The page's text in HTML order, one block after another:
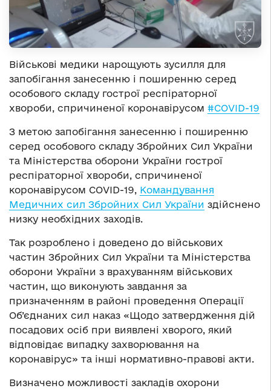
Військові медики нарощують зусилля для
запобігання занесенню і поширенню серед
особового складу гострої респіраторної
хвороби, спричиненої коронавірусом #COVID-19
З метою запобігання занесенню і поширенню
серед особового складу Збройних Сил України
та Міністерства оборони України гострої
респіраторної хвороби, спричиненої
коронавірусом COVID-19, Командування
Медичних сил Збройних Сил України здійснено
низку необхідних заходів.
Так розроблено і доведено до військових
частин Збройних Сил України та Міністерства
оборони України з врахуванням військових
частин, що виконують завдання за
призначенням в районі проведення Операції
Об’єднаних сил наказ «Щодо затвердження дій
посадових осіб при виявлені хворого, який
відповідає випадку захворювання на
коронавірус» та інші нормативно-правові акти.
Визначено можливості закладів охорони